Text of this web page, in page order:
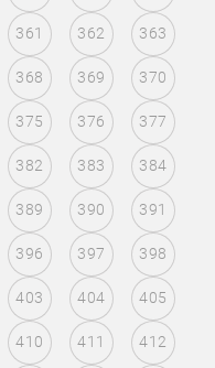
361 362 363
368 369 370
375 376 377
382 383 384
389 390 391
396 397 398
403 404 405
410 411 412